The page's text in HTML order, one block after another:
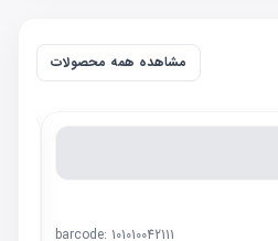
مشاهده همه محصولات
barcode: 101010042111